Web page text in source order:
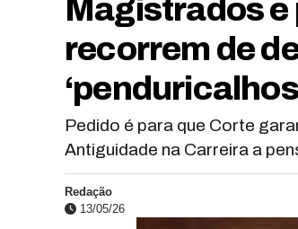
Magistrados
recorrem de
Pedido é para que Corte
Antiguidade na Carreira a
Redação
13/05/26